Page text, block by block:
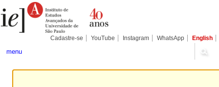
para
conteúdo.
Pessoais
Cadastre-se YouTube Instagram WhatsApp English
menu